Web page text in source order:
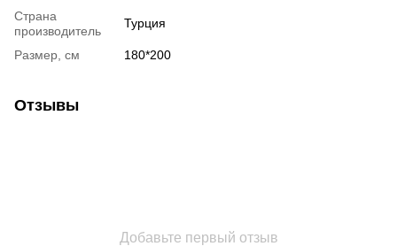
Страна
производитель
Турция
Размер, см 180*200
Отзывы
Добавьте первый отзыв